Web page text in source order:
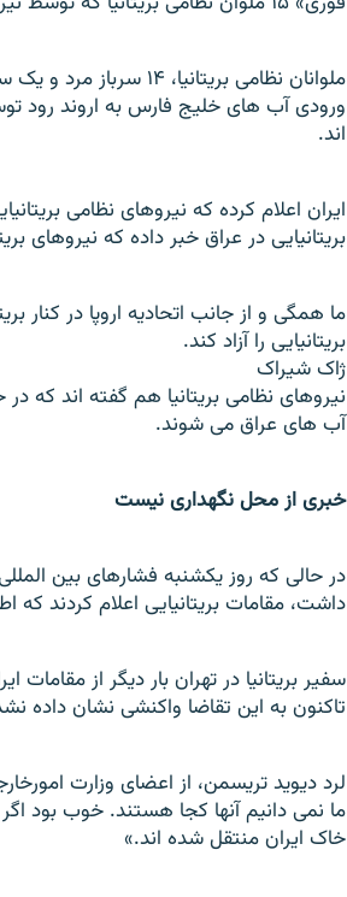
ملوانان نظامی بریتانیا، ۱۴ سرباز مرد و یک
ورودی آب های خلیج فارس به اروند رود
اند.
ایران اعلام کرده که نیروهای نظامی
بریتانیایی در عراق خبر داده که نیروهای
ما همگی و از جانب اتحادیه اروپا در کنار
بریتانیایی را آزاد کند.
ژاک شیراک
نیروهای نظامی بریتانیا هم گفته اند که
آب های عراق می شوند.
خبری از محل نگهداری نیست
داشت، مقامات بريتانيايی اعلام کردند
سفير بريتانيا در تهران بار ديگر از مقامات
تاکنون به اين تقاضا واکنشی نشان داده
لرد ديويد تريسمن، از اعضای وزارت
ما نمی دانيم آنها کجا هستند. خوب بود
خاک ايران منتقل شده اند.»